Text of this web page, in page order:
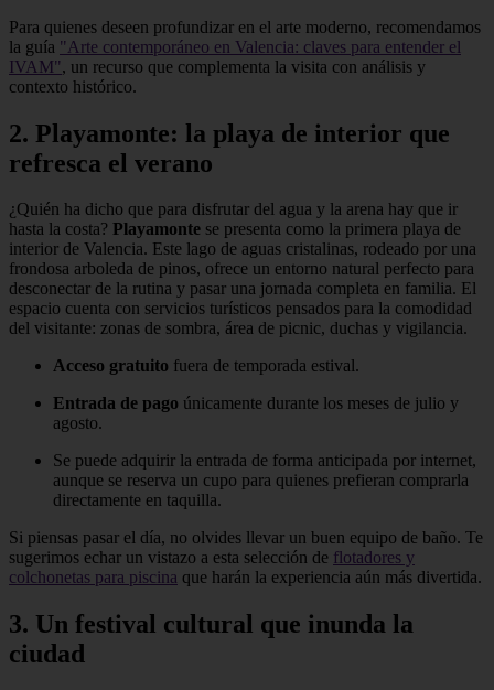
Para quienes deseen profundizar en el arte moderno, recomendamos
la guía "Arte contemporáneo en Valencia: claves para entender el
IVAM", un recurso que complementa la visita con análisis y
contexto histórico.
2. Playamonte: la playa de interior que
refresca el verano
¿Quién ha dicho que para disfrutar del agua y la arena hay que ir
hasta la costa? Playamonte se presenta como la primera playa de
interior de Valencia. Este lago de aguas cristalinas, rodeado por una
frondosa arboleda de pinos, ofrece un entorno natural perfecto para
desconectar de la rutina y pasar una jornada completa en familia. El
espacio cuenta con servicios turísticos pensados para la comodidad
del visitante: zonas de sombra, área de picnic, duchas y vigilancia.
Acceso gratuito fuera de temporada estival.
Entrada de pago únicamente durante los meses de julio y
agosto.
Se puede adquirir la entrada de forma anticipada por internet,
aunque se reserva un cupo para quienes prefieran comprarla
directamente en taquilla.
Si piensas pasar el día, no olvides llevar un buen equipo de baño. Te
sugerimos echar un vistazo a esta selección de flotadores y
colchonetas para piscina que harán la experiencia aún más divertida.
3. Un festival cultural que inunda la
ciudad